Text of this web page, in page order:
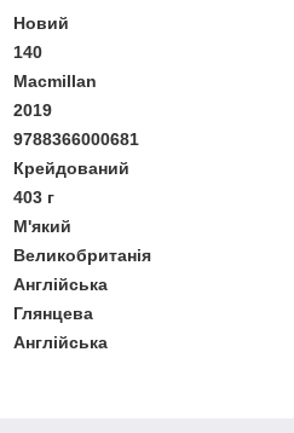
Новий
140
Macmillan
2019
9788366000681
Крейдований
403 г
М'який
Великобританія
Англійська
Глянцева
Англійська